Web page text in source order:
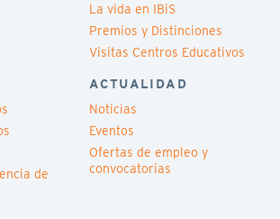
de
La vida en IBiS
Premios y Distinciones
Visitas Centros Educativos
ACTUALIDAD
Noticias
Eventos
Ofertas de empleo y
convocatorias